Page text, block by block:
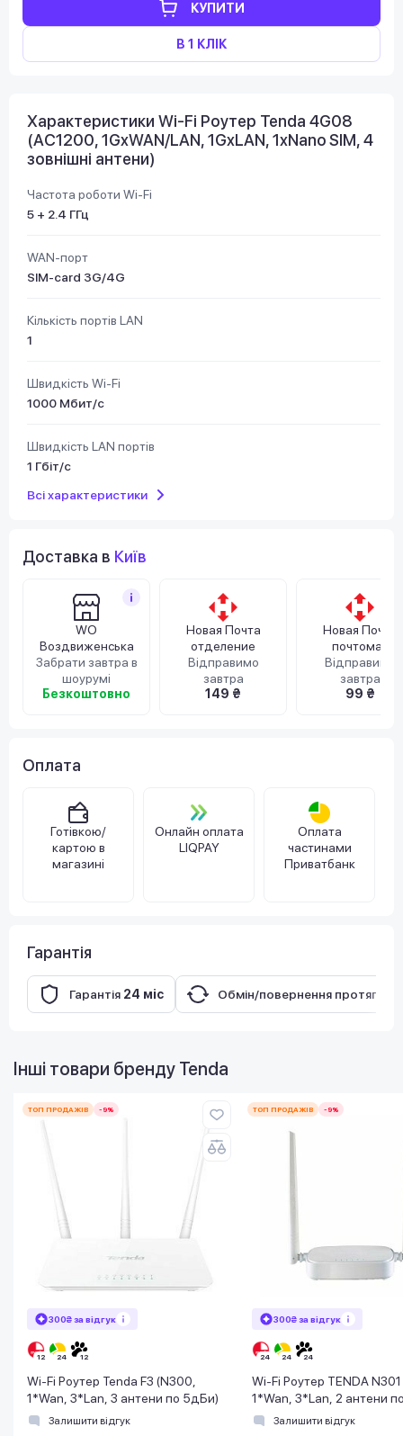
КУПИТИ
В 1 КЛІК
Характеристики Wi-Fi Роутер Tenda 4G08
(AC1200, 1GxWAN/LAN, 1GxLAN, 1xNano SIM, 4
зовнішні антени)
Частота роботи Wi-Fi
5 + 2.4 ГГц
WAN-порт
SIM-card 3G/4G
Кількість портів LAN
1
Швидкість Wi-Fi
1000 Мбит/с
Швидкість LAN портів
1 Гбіт/с
Всі характеристики
Доставка в Київ
WO
Воздвиженська
Забрати завтра в
шоурумі
Безкоштовно
Новая Почта
отделение
Відправимо
завтра
149 ₴
Новая Почта
почтомат
Відправимо
завтра
99 ₴
Оплата
Готівкою/
картою в
магазині
Онлайн оплата
LIQPAY
Оплата
частинами
Приватбанк
Гарантія
Гарантія 24 міс Обмін/повернення протягом
Інші товари бренду Tenda
ТОП ПРОДАЖІВ -9%
300₴ за відгук
Wi-Fi Роутер Tenda F3 (N300,
1*Wan, 3*Lan, 3 антени по 5дБи)
Залишити відгук
ТОП ПРОДАЖІВ -9%
300₴ за відгук
Wi-Fi Роутер TENDA
1*Wan, 3*Lan, 2 антени
Залишити відгук